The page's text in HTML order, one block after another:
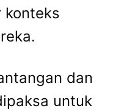
konteks
dan
untuk